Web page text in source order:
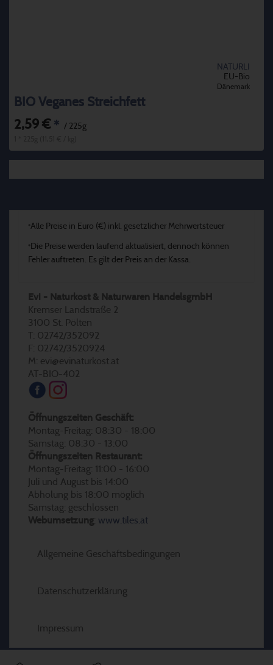
NATURLI
EU-Bio
Dänemark
BIO Veganes Streichfett
2,59 € * / 225g
*Alle Preise in Euro (€) inkl. gesetzlicher Mehrwertsteuer
* Die Preise werden laufend aktualisiert, dennoch können
Fehler auftreten. Es gilt der Preis an der Kassa.
Evi - Naturkost & Naturwaren HandelsgmbH
Kremser Landstraße 2
3100 St. Pölten
T: 02742/352092
F: 02742/3520924
M: evi@evinaturkost.at
AT-BIO-402
Öffnungszeiten Geschäft:
Montag-Freitag: 08:30 - 18:00
Samstag: 08:30 - 13:00
Öffnungszeiten Restaurant:
Montag-Freitag: 11:00 - 16:00
Juli und August bis 14:00
Abholung bis 18:00 möglich
Samstag: geschlossen
Webumsetzung: www.tiles.at
Allgemeine Geschäftsbedingungen
Datenschutzerklärung
Impressum